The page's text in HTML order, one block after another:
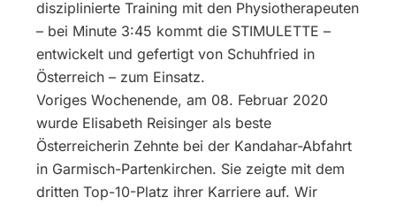
disziplinierte Training mit den Physiotherapeuten
– bei Minute 3:45 kommt die STIMULETTE –
entwickelt und gefertigt von Schuhfried in
Österreich – zum Einsatz.
Voriges Wochenende, am 08. Februar 2020
wurde Elisabeth Reisinger als beste
Österreicherin Zehnte bei der Kandahar-Abfahrt
in Garmisch-Partenkirchen. Sie zeigte mit dem
dritten Top-10-Platz ihrer Karriere auf. Wir